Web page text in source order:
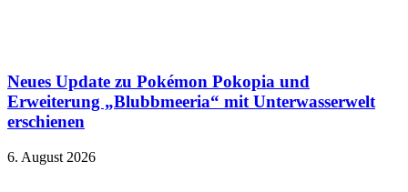
Neues Update zu Pokémon Pokopia und
Erweiterung „Blubbmeeria“ mit Unterwasserwelt
erschienen
6. August 2026